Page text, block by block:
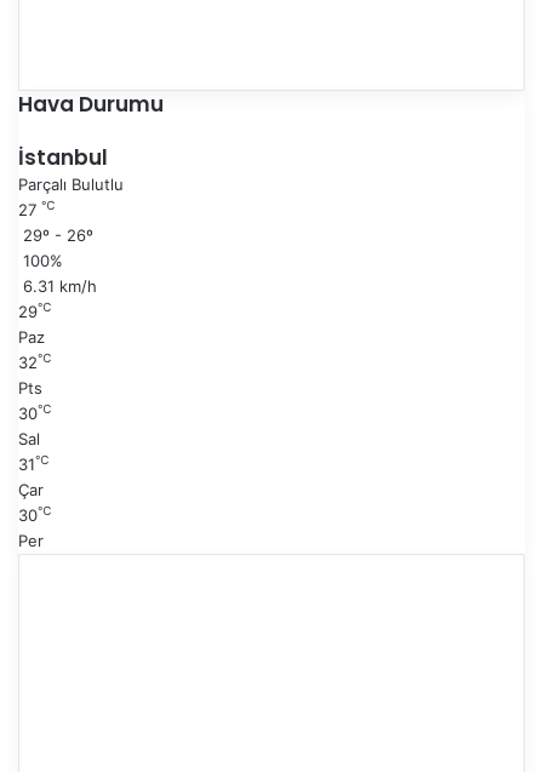
e
k
s
a
a
n
k
i
y
f
Hava Durumu
İstanbul
Parçalı Bulutlu
27 ℃
29º - 26º
100%
6.31 km/h
29℃
Paz
32℃
Pts
30℃
Sal
31℃
Çar
30℃
Per